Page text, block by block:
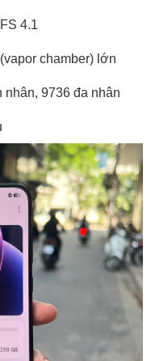
4.1
chamber) lớn
9736 đa nhân